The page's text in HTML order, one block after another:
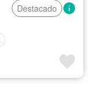
Destacado